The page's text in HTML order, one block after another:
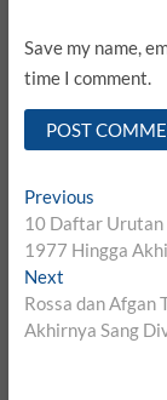
Save my name,
time I comment.
Post
PreviousPrevious
post:
10 Daftar Urutan
1977 Hingga
NextNext
post:
Rossa dan Afgan
Akhirnya Sang